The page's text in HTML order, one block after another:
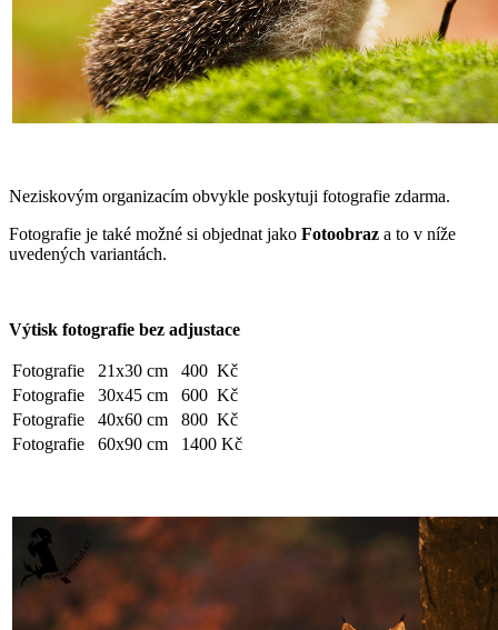
Neziskovým organizacím obvykle poskytuji fotografie zdarma.
Fotografie je také možné si objednat jako Fotoobraz a to v níže
uvedených variantách.
Výtisk fotografie bez adjustace
Fotografie 21x30 cm
400 Kč
Fotografie
30x45 cm
600 Kč
Fotografie
40x60 cm
800 Kč
Fotografie
60x90 cm 1400 Kč